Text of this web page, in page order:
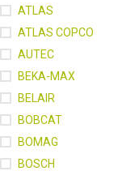
ATLAS
ATLAS COPCO
AUTEC
BEKA-MAX
BELAIR
BOBCAT
BOMAG
BOSCH